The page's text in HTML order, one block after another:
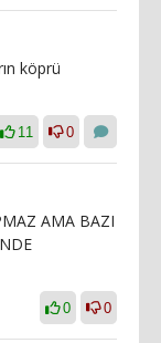
köprü
11 0
AMA BAZI
0 0